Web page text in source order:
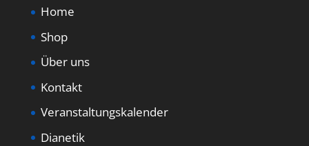
Home
Shop
Über uns
Kontakt
Veranstaltungskalender
Dianetik